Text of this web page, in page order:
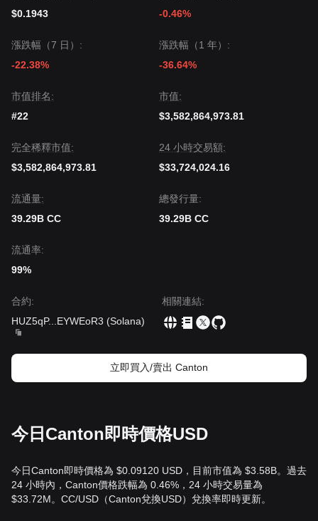
$0.1943
-0.46%
漲跌幅（7 日）:
-22.38%
漲跌幅（1 年）:
-36.64%
市值排名:
#22
市值:
$3,582,864,973.81
完全稀釋市值:
$3,582,864,973.81
24 小時交易額:
$33,724,024.16
流通量:
39.29B CC
總發行量:
39.29B CC
流通率:
99%
合約:
HUZ5qP... EYWEoR3 (Solana)
相關連結:
立即買入/賣出 Canton
今日Canton即時價格USD
今日Canton即時價格為 $0.09120 USD，目前市值為 $3.58B。過去
24 小時內，Canton價格跌幅為 0.46%，24 小時交易量為
$33.72M。CC/USD（Canton兌換USD）兌換率即時更新。